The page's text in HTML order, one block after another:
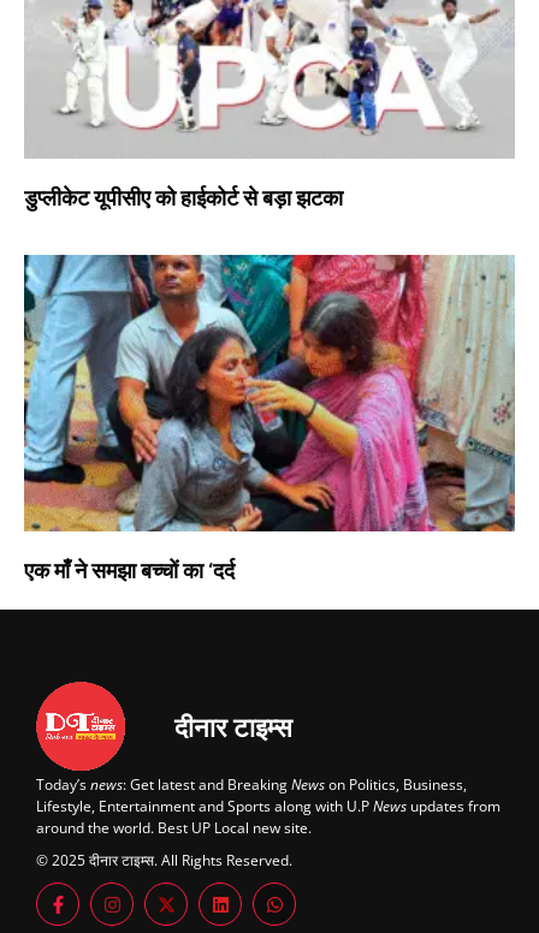
डुप्लीकेट यूपीसीए को हाईकोर्ट से बड़ा झटका
एक माँ ने समझा बच्चों का ‘दर्द
दीनार टाइम्स
Today’snews: Get latest and BreakingNewson Politics, Business,
Lifestyle, Entertainment and Sports along with U.PNews updates from
around the world. Best UP Local new site.
© 2025 दीनार टाइम्स. All Rights Reserved.